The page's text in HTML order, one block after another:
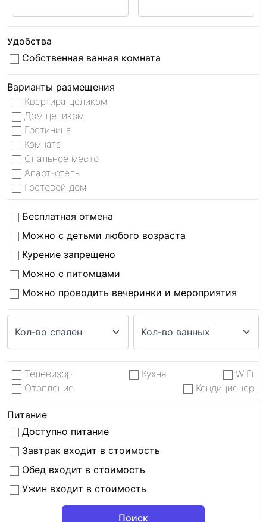
Удобства
Собственная ванная комната
Варианты размещения
Квартира целиком
Дом целиком
Гостиница
Комната
Спальное место
Апарт-отель
Гостевой дом
Бесплатная отмена
Можно с детьми любого возраста
Курение запрещено
Можно с питомцами
Можно проводить вечеринки и мероприятия
Телевизор Кухня
WiFi
Отопление
Кондиционер
Питание
Доступно питание
Завтрак входит в стоимость
Обед входит в стоимость
Ужин входит в стоимость